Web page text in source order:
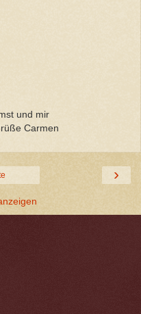
und mir
Carmen
›